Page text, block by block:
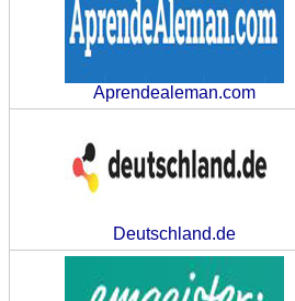
Aprendealeman.com
Deutschland.de